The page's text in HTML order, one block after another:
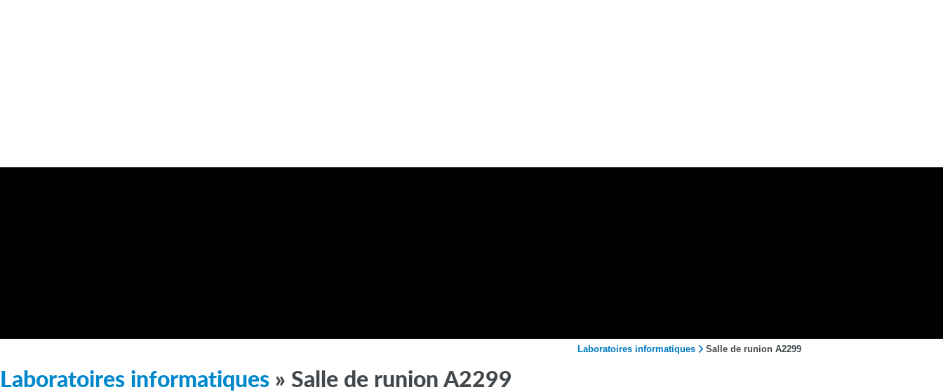
Laboratoires informatiques Salle de runion A2299
Laboratoires informatiques » Salle de runion A2299